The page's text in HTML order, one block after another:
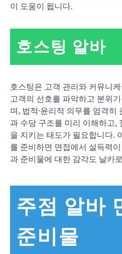
이 도움이 됩니다.
호스팅 알바
호스팅은 고객 관리와 커뮤니
고객의 선호를 파악하고 분위
며, 법적·윤리적 의무를 엄격
과 수당 구조를 미리 이해하고,
을 지키는 태도가 필요합니다.
를 준비하면 면접에서 설득력
과 준비물에 대한 감각도 날카
주점 알바
준비물